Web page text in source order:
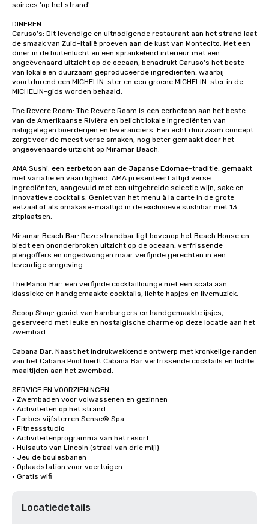
soirees 'op het strand'.
DINEREN
Caruso's: Dit levendige en uitnodigende restaurant aan het strand laat
de smaak van Zuid-Italië proeven aan de kust van Montecito. Met een
diner in de buitenlucht en een sprankelend interieur met een
ongeëvenaard uitzicht op de oceaan, benadrukt Caruso's het beste
van lokale en duurzaam geproduceerde ingrediënten, waarbij
voortdurend een MICHELIN-ster en een groene MICHELIN-ster in de
MICHELIN-gids worden behaald.
The Revere Room: The Revere Room is een eerbetoon aan het beste
van de Amerikaanse Rivièra en belicht lokale ingrediënten van
nabijgelegen boerderijen en leveranciers. Een echt duurzaam concept
zorgt voor de meest verse smaken, nog beter gemaakt door het
ongeëvenaarde uitzicht op Miramar Beach.
AMA Sushi: een eerbetoon aan de Japanse Edomae-traditie, gemaakt
met variatie en vaardigheid. AMA presenteert altijd verse
ingrediënten, aangevuld met een uitgebreide selectie wijn, sake en
innovatieve cocktails. Geniet van het menu à la carte in de grote
eetzaal of als omakase-maaltijd in de exclusieve sushibar met 13
zitplaatsen.
Miramar Beach Bar: Deze strandbar ligt bovenop het Beach House en
biedt een ononderbroken uitzicht op de oceaan, verfrissende
plengoffers en ongedwongen maar verfijnde gerechten in een
levendige omgeving.
The Manor Bar: een verfijnde cocktaillounge met een scala aan
klassieke en handgemaakte cocktails, lichte hapjes en livemuziek.
Scoop Shop: geniet van hamburgers en handgemaakte ijsjes,
geserveerd met leuke en nostalgische charme op deze locatie aan het
zwembad.
Cabana Bar: Naast het indrukwekkende ontwerp met kronkelige randen
van het Cabana Pool biedt Cabana Bar verfrissende cocktails en lichte
maaltijden aan het zwembad.
SERVICE EN VOORZIENINGEN
· Zwembaden voor volwassenen en gezinnen
· Activiteiten op het strand
· Forbes vijfsterren Sense® Spa
· Fitnessstudio
· Activiteitenprogramma van het resort
· Huisauto van Lincoln (straal van drie mijl)
· Jeu de boulesbanen
· Oplaadstation voor voertuigen
· Gratis wifi
Locatiedetails